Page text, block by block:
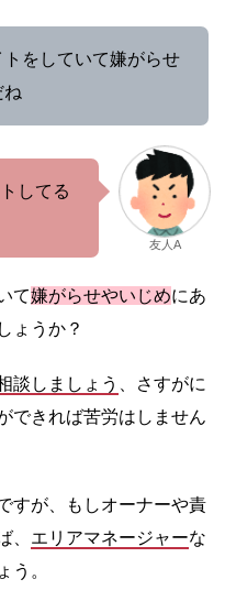
をしていて嫌がらせ
ね
してる
友人A
て嫌がらせやいじめにあ
ょうか？
談しましょう
、さすがに
できれば苦労はしません
すが、もしオーナーや責
、 エリアマネージャーな
う。